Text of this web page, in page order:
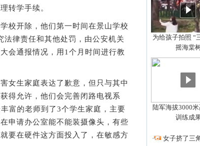
转学手续。
开除，他们第一时间在景山学校
法律责任和其他处罚，由公安机关
会通报情况，用1个月时间进行教
生家庭表达了歉意，但只与其中
得允许，他们会完善闭路电视系
富的老师到了3个学生家庭，主要
申请办公室能不能装摄像头，有些
要在硬件这方面投入了，在敏感方
为给孩子拍照 “
摇海棠
陆军海拔3000
训练成
·
女子挤了三